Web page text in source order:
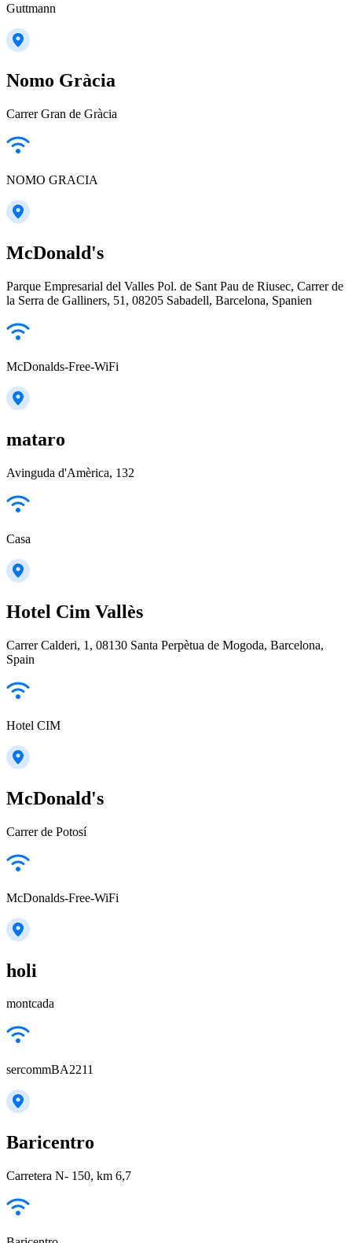
Guttmann
Nomo Gràcia
Carrer Gran de Gràcia
NOMO GRACIA
McDonald's
Parque Empresarial del Valles Pol. de Sant Pau de Riusec, Carrer de
la Serra de Galliners, 51, 08205 Sabadell, Barcelona, Spanien
McDonalds-Free-WiFi
mataro
Avinguda d'Amèrica, 132
Casa
Hotel Cim Vallès
Carrer Calderi, 1, 08130 Santa Perpètua de Mogoda, Barcelona,
Spain
Hotel CIM
McDonald's
Carrer de Potosí
McDonalds-Free-WiFi
holi
montcada
sercommBA2211
Baricentro
Carretera N- 150, km 6,7